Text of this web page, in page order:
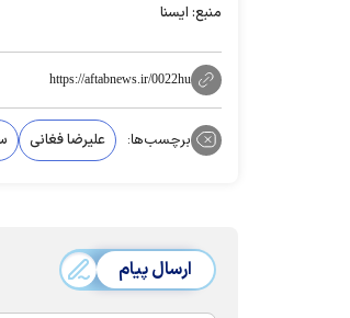
منبع: ایسنا
https://aftabnews.ir/0022hu
برچسب‌ها: علیرضا فغانی
ارسال پیام